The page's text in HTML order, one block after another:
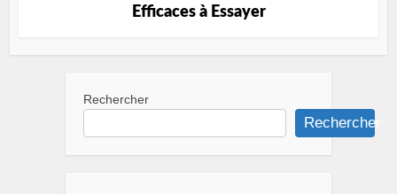
Efficaces à Essayer
Rechercher
Rechercher